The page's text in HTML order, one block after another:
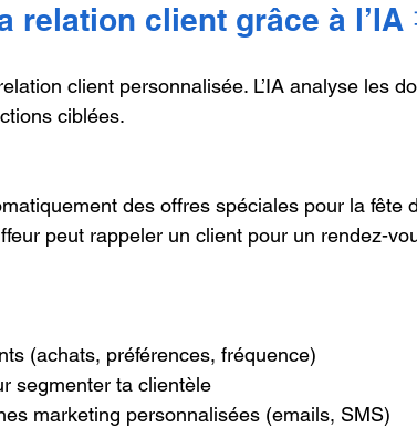
relation client grâce à l’IA
client personnalisée. L’IA analyse les
ciblées.
des offres spéciales pour la fête
peut rappeler un client pour un rendez-
(achats, préférences, fréquence)
segmenter ta clientèle
marketing personnalisées (emails, SMS)